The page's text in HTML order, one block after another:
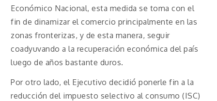
Económico Nacional, esta medida se toma con el
fin de dinamizar el comercio principalmente en las
zonas fronterizas, y de esta manera, seguir
coadyuvando a la recuperación económica del país
luego de años bastante duros.
Por otro lado, el Ejecutivo decidió ponerle fin a la
reducción del impuesto selectivo al consumo (ISC)